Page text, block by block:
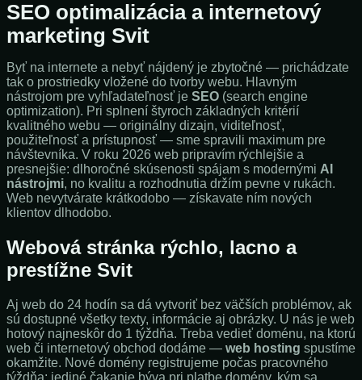
SEO optimalizácia a internetový
marketing Svit
Byť na internete a nebyť nájdený je zbytočné — prichádzate
tak o prostriedky vložené do tvorby webu. Hlavným
nástrojom pre vyhľadateľnosť je SEO (search engine
optimization). Pri splnení štyroch základných kritérií
kvalitného webu — originálny dizajn, viditeľnosť,
použiteľnosť a prístupnosť — sme spravili maximum pre
návštevníka. V roku 2026 web pripravím rýchlejšie a
presnejšie: dlhoročné skúsenosti spájam s modernými AI
nástrojmi, no kvalitu a rozhodnutia držím pevne v rukách.
Web nevytvárate krátkodobo — získavate ním nových
klientov dlhodobo.
Webová stránka rýchlo, lacno a
prestížne Svit
Aj web do 24 hodín sa dá vytvoriť bez väčších problémov, ak
sú dostupné všetky texty, informácie aj obrázky. U nás je web
hotový najneskôr do 1 týždňa. Treba vedieť doménu, na ktorú
web či internetový obchod dodáme — web hosting spustíme
okamžite. Nové domény registrujeme počas pracovného